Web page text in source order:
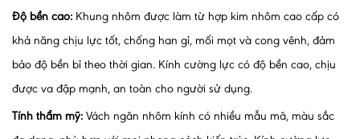
Độ bền cao: Khung nhôm được làm từ hợp kim nhôm cao cấp có
khả năng chịu lực tốt, chống han gỉ, mối mọt và cong vênh, đảm
bảo độ bền bỉ theo thời gian. Kính cường lực có độ bền cao, chịu
được va đập mạnh, an toàn cho người sử dụng.
Tính thẩm mỹ: Vách ngăn nhôm kính có nhiều mẫu mã, màu sắc